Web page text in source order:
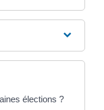
élections ?